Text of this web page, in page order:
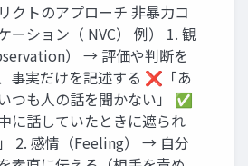
クトのアプローチ 非暴力コ
ーション（ NVC） 例） 1. 観
） → 評価や判断を
事実だけを記述する ❌「あ
つも人の話を聞かない」 ✅
中に話していたときに遮られ
2. 感情（Feeling） → 自分